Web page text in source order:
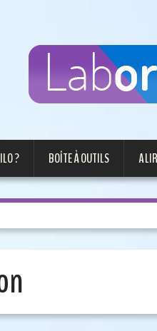
? BOÎTE À OUTILS A